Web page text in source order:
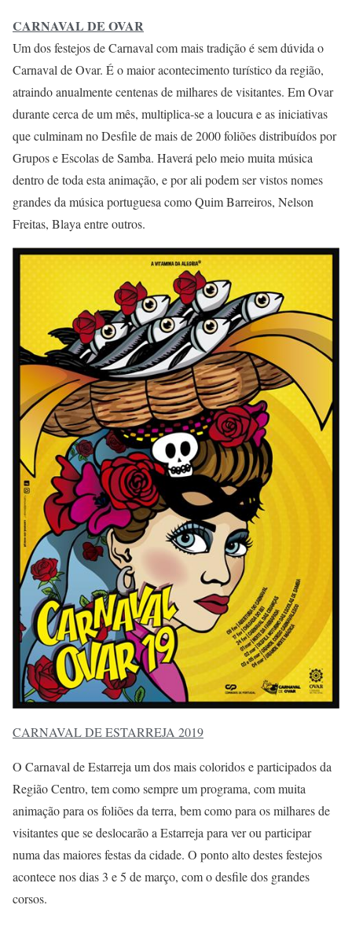
CARNAVAL DE OVAR
Um dos festejos de Carnaval com mais tradição é sem dúvida o
Carnaval de Ovar. É o maior acontecimento turístico da região,
atraindo anualmente centenas de milhares de visitantes. Em Ovar
durante cerca de um mês, multiplica-se a loucura e as iniciativas
que culminam no Desfile de mais de 2000 foliões distribuídos por
Grupos e Escolas de Samba. Haverá pelo meio muita música
dentro de toda esta animação, e por ali podem ser vistos nomes
grandes da música portuguesa como Quim Barreiros, Nelson
Freitas, Blaya entre outros.
CARNAVAL DE ESTARREJA 2019
O Carnaval de Estarreja um dos mais coloridos e participados da
Região Centro, tem como sempre um programa, com muita
animação para os foliões da terra, bem como para os milhares de
visitantes que se deslocarão a Estarreja para ver ou participar
numa das maiores festas da cidade. O ponto alto destes festejos
acontece nos dias 3 e 5 de março, com o desfile dos grandes
corsos.